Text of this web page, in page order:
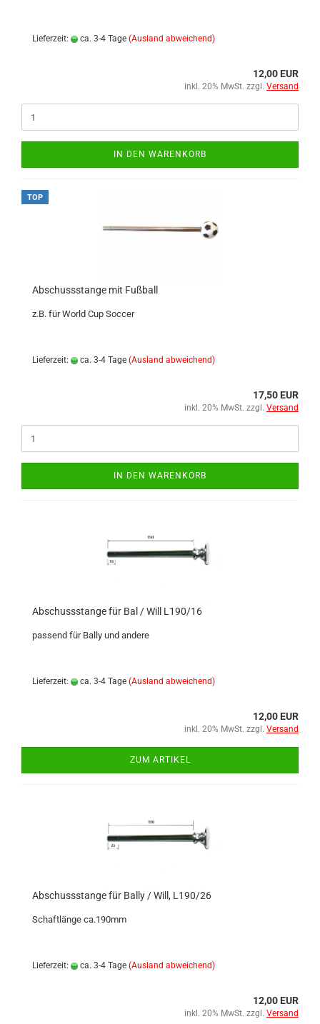
Lieferzeit: ca. 3-4 Tage (Ausland abweichend)
12,00 EUR
inkl. 20% MwSt. zzgl. Versand
IN DEN WARENKORB
TOP
Abschussstange mit Fußball
z.B. für World Cup Soccer
Lieferzeit: ca. 3-4 Tage (Ausland abweichend)
17,50 EUR
inkl. 20% MwSt. zzgl. Versand
IN DEN WARENKORB
Abschussstange für Bal / Will L190/16
passend für Bally und andere
Lieferzeit: ca. 3-4 Tage (Ausland abweichend)
12,00 EUR
inkl. 20% MwSt. zzgl. Versand
ZUM ARTIKEL
Abschussstange für Bally / Will, L190/26
Schaftlänge ca.190mm
Lieferzeit: ca. 3-4 Tage (Ausland abweichend)
12,00 EUR
inkl. 20% MwSt. zzgl. Versand